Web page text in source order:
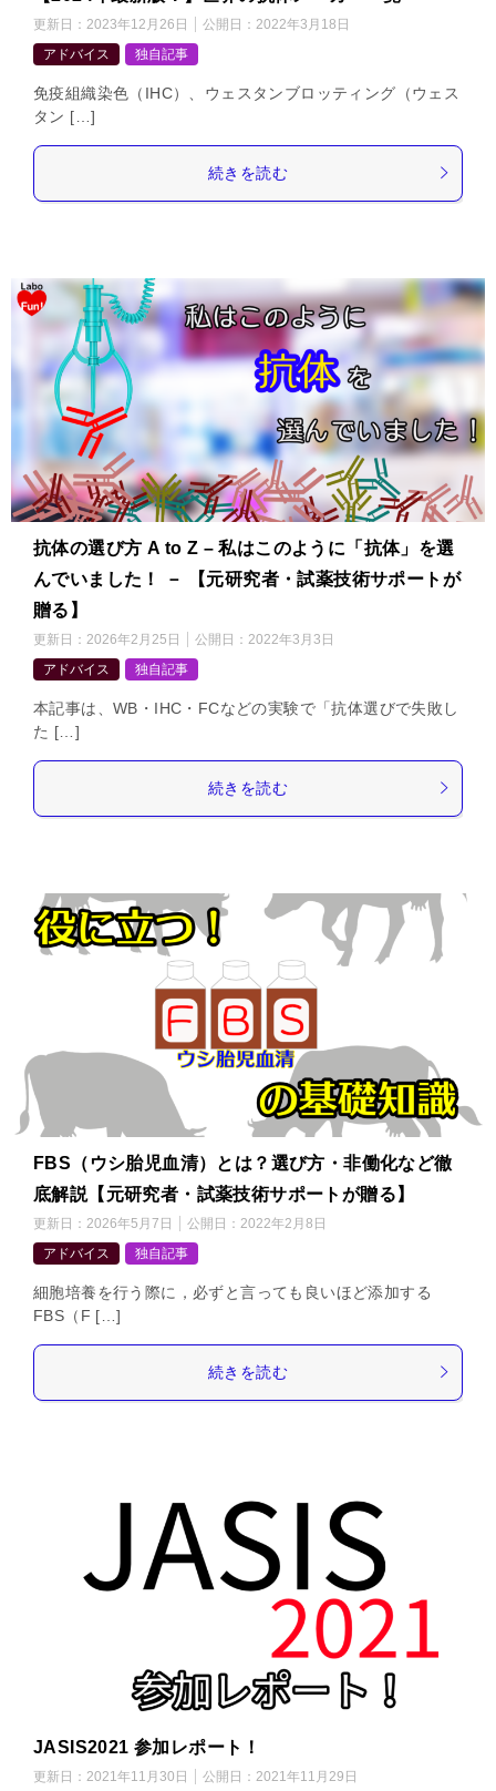
更新日： 2023年12月26日 公開日： 2022年3月18日
アドバイス
独自記事
免疫組織染色（IHC）、ウェスタンブロッティング（ウェス
タン […]
続きを読む
抗体の選び方 A to Z – 私はこのように「抗体」を選
んでいました！ － 【元研究者・試薬技術サポートが
贈る】
更新日： 2026年2月25日 公開日： 2022年3月3日
アドバイス
独自記事
本記事は、WB・IHC・FCなどの実験で「抗体選びで失敗し
た […]
続きを読む
FBS（ウシ胎児血清）とは？選び方・非働化など徹
底解説【元研究者・試薬技術サポートが贈る】
更新日： 2026年5月7日 公開日： 2022年2月8日
アドバイス
独自記事
細胞培養を行う際に，必ずと言っても良いほど添加する
FBS（F […]
続きを読む
JASIS2021 参加レポート！
更新日： 2021年11月30日 公開日： 2021年11月29日